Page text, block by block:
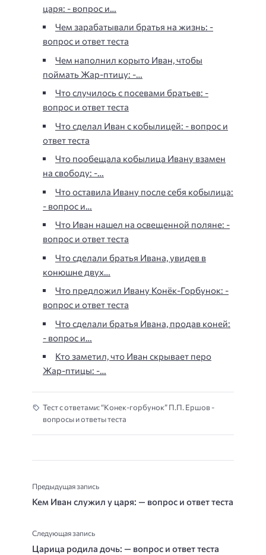
царя: - вопрос и…
Чем зарабатывали братья на жизнь: -
вопрос и ответ теста
Чем наполнил корыто Иван, чтобы
поймать Жар-птицу: -…
Что случилось с посевами братьев: -
вопрос и ответ теста
Что сделал Иван с кобылицей: - вопрос и
ответ теста
Что пообещала кобылица Ивану взамен
на свободу: -…
Что оставила Ивану после себя кобылица:
- вопрос и…
Что Иван нашел на освещенной поляне: -
вопрос и ответ теста
Что сделали братья Ивана, увидев в
конюшне двух…
Что предложил Ивану Конёк-Горбунок: -
вопрос и ответ теста
Что сделали братья Ивана, продав коней:
- вопрос и…
Кто заметил, что Иван скрывает перо
Жар-птицы: -…
Тест с ответами: “Конек-горбунок” П.П. Ершов -
вопросы и ответы теста
Предыдущая запись
Кем Иван служил у царя: — вопрос и ответ теста
Следующая запись
Царица родила дочь: — вопрос и ответ теста